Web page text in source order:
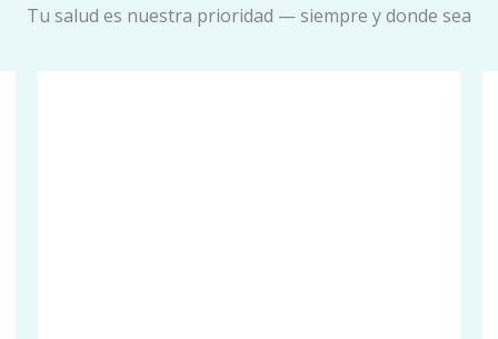
Tu salud es nuestra prioridad — siempre y donde sea